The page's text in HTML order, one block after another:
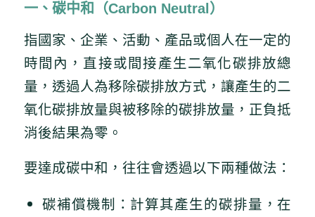
一、碳中和（Carbon Neutral）
指國家、企業、活動、產品或個人在一定的
時間內，直接或間接產生二氧化碳排放總
量，透過人為移除碳排放方式，讓產生的二
氧化碳排放量與被移除的碳排放量，正負抵
消後結果為零。
要達成碳中和，往往會透過以下兩種做法：
碳補償機制：計算其產生的碳排量，在